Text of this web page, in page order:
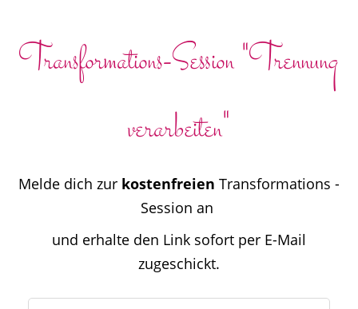
Transformations-Session "Trennung
verarbeiten"
Melde dich zur kostenfreien Transformations -
Session an
und erhalte den Link sofort per E-Mail
zugeschickt.